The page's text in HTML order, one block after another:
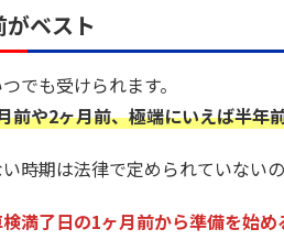
ベスト
でも受けられます。
前や2ヶ月前、極端にいえば半年
時期は法律で定められていないの
満了日の1ヶ月前から準備を始